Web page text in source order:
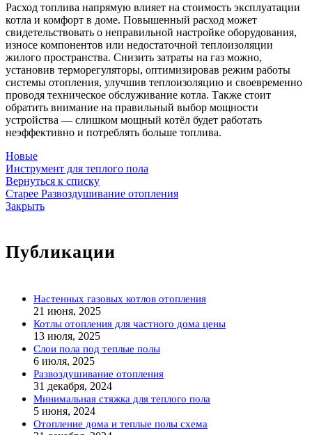
Расход топлива напрямую влияет на стоимость эксплуатации
котла и комфорт в доме. Повышенный расход может
свидетельствовать о неправильной настройке оборудования,
износе компонентов или недостаточной теплоизоляции
жилого пространства. Снизить затраты на газ можно,
установив терморегуляторы, оптимизировав режим работы
системы отопления, улучшив теплоизоляцию и своевременно
проводя техническое обслуживание котла. Также стоит
обратить внимание на правильный выбор мощности
устройства — слишком мощный котёл будет работать
неэффективно и потреблять больше топлива.
Новые
Инструмент для теплого пола
Вернуться к списку
Старее Развоздушивание отопления
Закрыть
Публикации
Настенных газовых котлов отопления
21 июня, 2025
Котлы отопления для частного дома цены
13 июля, 2025
Слои пола под теплые полы
6 июля, 2025
Развоздушивание отопления
31 декабря, 2024
Минимальная стяжка для теплого пола
5 июня, 2024
Отопление дома и теплые полы схема